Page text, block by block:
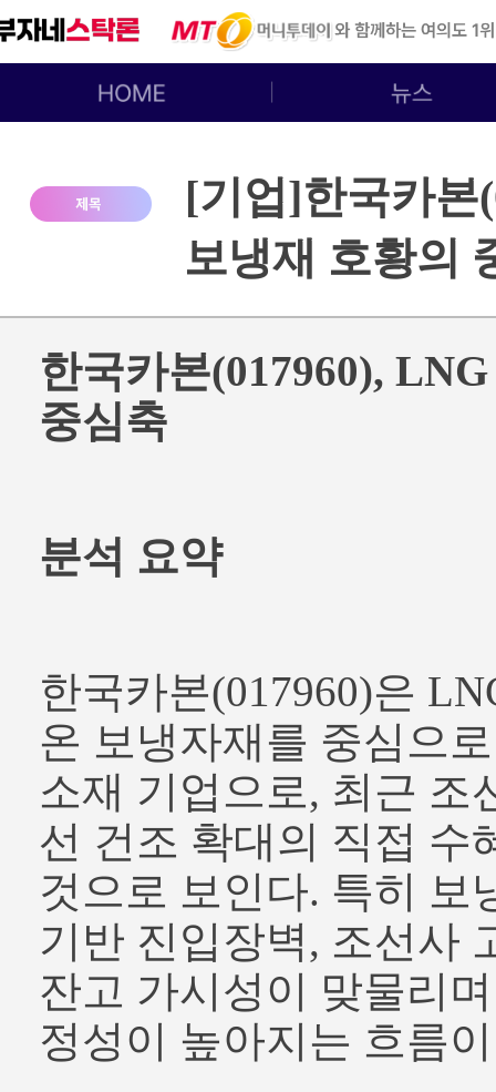
[기업]한국카본
보냉재 호황의
한국카본(017960),
중심축
분석 요약
한국카본(017960)은
온 보냉자재를 중심으
소재 기업으로, 최근 조
선 건조 확대의 직접 수
것으로 보인다. 특히 보
기반 진입장벽, 조선사
잔고 가시성이 맞물리
정성이 높아지는 흐름